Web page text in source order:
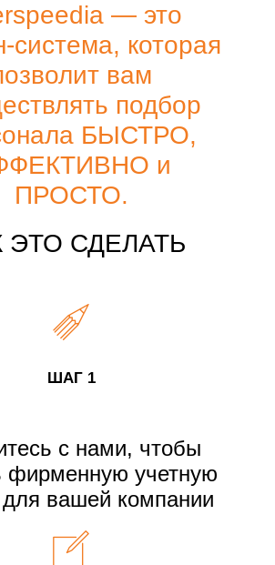
— это
система, которая
вам
подбор
БЫСТРО,
и
ПРОСТО.
ЭТО СДЕЛАТЬ
ШАГ 1
с нами, чтобы
фирменную учетную
для вашей компании